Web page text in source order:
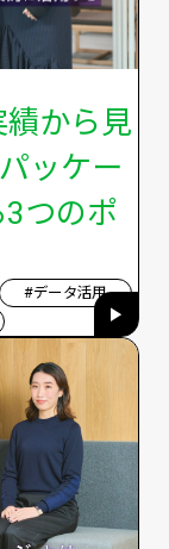
績から見
ッケー
つのポ
#データ活用